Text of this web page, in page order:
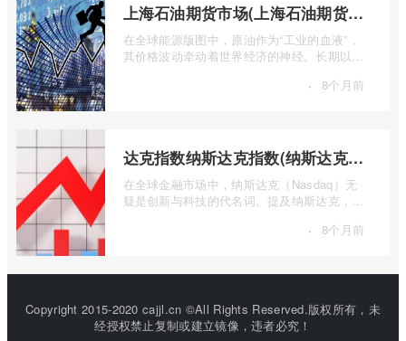
上海石油期货市场(上海石油期货市场行情)
在全球能源版图中，原油作为“工业的血液”，
其价格波动牵动着世界经济的神经。长期以
· 8个月前
达克指数纳斯达克指数(纳斯达克指数与纳斯达克100的区别)
在全球金融市场中，纳斯达克（Nasdaq）无
疑是创新与科技的代名词。提及纳斯达克，人
· 8个月前
Copyright 2015-2020 cajjl.cn ©All Rights Reserved.版权所有，未
经授权禁止复制或建立镜像，违者必究！